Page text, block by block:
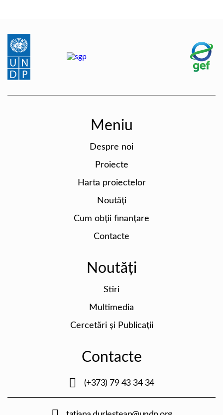
Meniu
Despre noi
Proiecte
Harta proiectelor
Noutăți
Cum obții finanțare
Contacte
Noutăți
Stiri
Multimedia
Cercetări și Publicații
Contacte
(+373) 79 43 34 34